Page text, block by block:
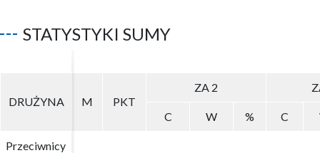
STATYSTYKI SUMY
DRUŻYNA M PKT
ZA 2
C W % C
Przeciwnicy
DRUŻYNA M PKT
ZA 2
C W % C
Przeciwnicy